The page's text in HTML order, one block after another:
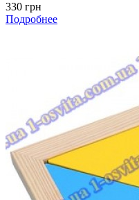
330 грн
Подробнее